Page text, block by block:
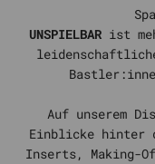
UNSPIELBAR ist
Auf unserem
Einblicke hinter
Inserts, Making-